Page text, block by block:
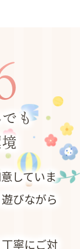
も
していま
びながら
寧にご対